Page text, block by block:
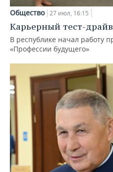
Общество 27 июл, 16:15
Карьерный тест-
В республике начал работу
«Профессии будущего»